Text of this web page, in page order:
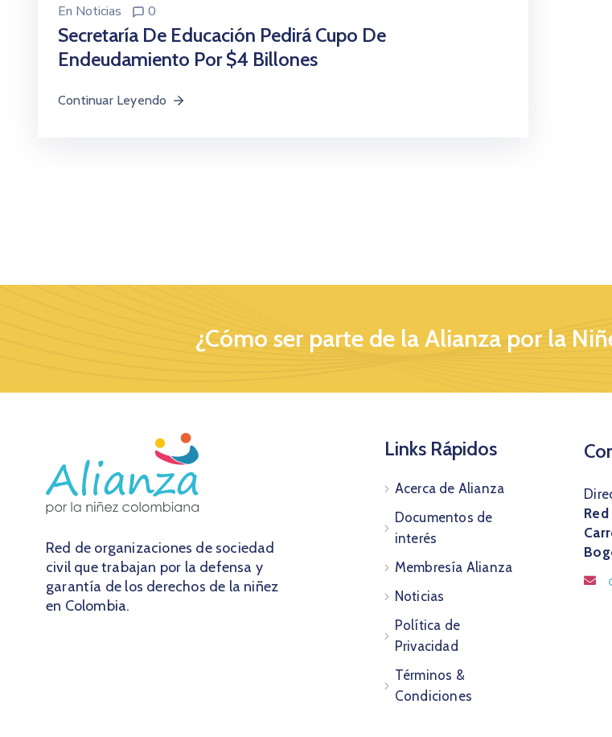
En Noticias 0
Secretaría De Educación Pedirá Cupo De
Endeudamiento Por $4 Billones
Continuar Leyendo
¿Cómo ser parte de la Alianza por la
Red de organizaciones de sociedad
civil que trabajan por la defensa y
garantía de los derechos de la niñez
en Colombia.
Links Rápidos
Acerca de Alianza
Documentos de
interés
Membresía Alianza
Noticias
Política de
Privacidad
Términos &
Condiciones